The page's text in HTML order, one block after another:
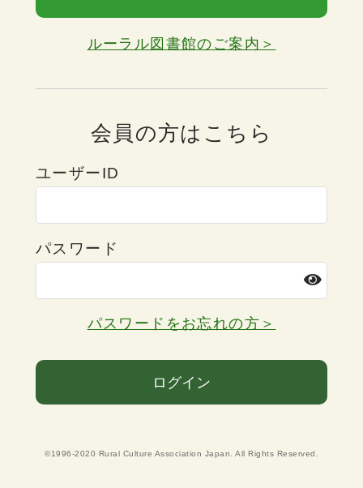
ルーラル図書館のご案内＞
会員の方はこちら
ユーザーID
パスワード
パスワードをお忘れの方＞
ログイン
©1996-2020 Rural Culture Association Japan. All Rights Reserved.